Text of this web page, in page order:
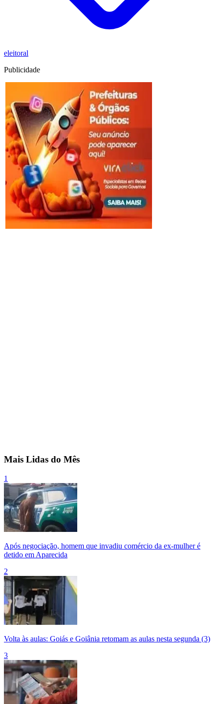
eleitoral
Publicidade
Mais Lidas do Mês
1
Após negociação, homem que invadiu comércio da ex-mulher é
detido em Aparecida
2
Volta às aulas: Goiás e Goiânia retomam as aulas nesta segunda (3)
3